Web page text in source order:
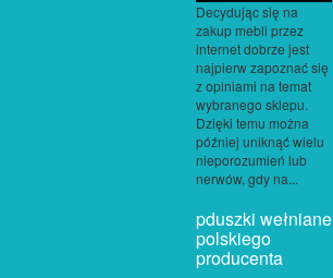
Decydując się na
zakup mebli przez
internet dobrze jest
najpierw zapoznać się
z opiniami na temat
wybranego sklepu.
Dzięki temu można
później uniknąć wielu
nieporozumień lub
nerwów, gdy na...
pduszki wełniane
polskiego
producenta